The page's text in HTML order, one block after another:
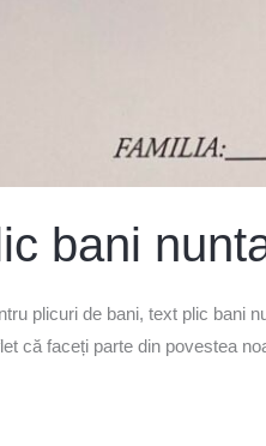
bani
plicuri de bani, text plic bani
că faceți parte din povestea